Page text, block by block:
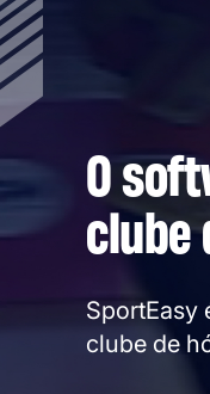
O
clube
SportEasy
clube de